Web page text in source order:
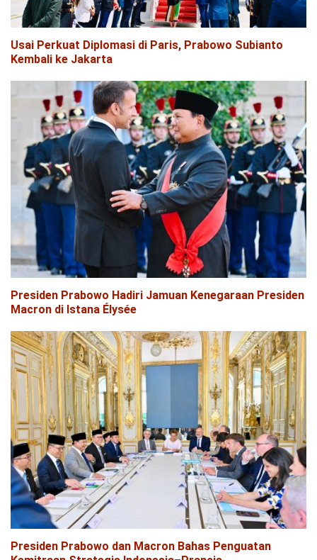
Usai Perkuat Diplomasi di Paris, Prabowo Subianto
Kembali ke Jakarta
Presiden Prabowo Hadiri Jamuan Kenegaraan Presiden
Macron di Istana Élysée
Presiden Prabowo dan Macron Bahas Penguatan